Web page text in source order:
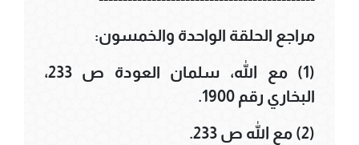
مراجع الحلقة الواحدة والخمسون:
(1) مع الله، سلمان العودة ص 233،
البخاري رقم 1900.
(2) مع الله ص 233.